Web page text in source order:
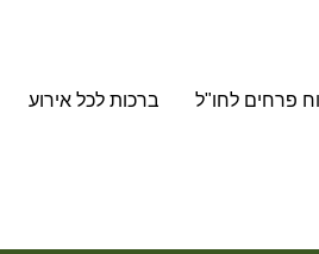
פרחים לחו"ל ברכות לכל אירוע